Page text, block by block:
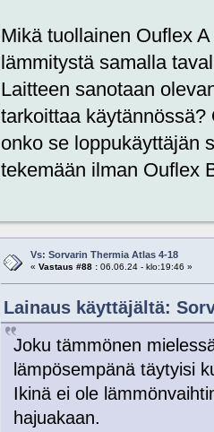
Mikä tuollainen Ouflex
lämmitystä samalla
Laitteen sanotaan
tarkoittaa
onko se loppukäyttäjän
tekemään ilman Ouflex
Vs: Sorvarin Thermia Atlas 4-18
« Vastaus #88 :06.06.24 - klo:19:46 »
Lainaus käyttäjältä:
Joku tämmönen
lämpösempänä täytyisi
Ikinä ei ole
hajuakaan.